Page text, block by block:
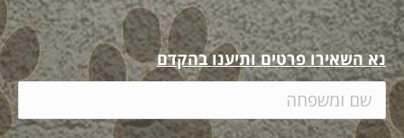
נא השאירו פרטים ותיענו בהקדם